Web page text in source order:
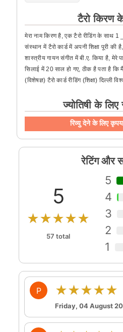
टैरो किरण
मेरा नाम किरण है, एक टैरो रीडिंग के साथ 1
संस्थान में टैरो कार्ड में अपनी शिक्षा पूरी की
शास्त्रीय गायन संगीत में बी.ए. किया है,
सिलाई में 20 साल हो गए, ठीक है पता है
(विशेषज्ञ) टैरो कार्ड रीडिंग (शिक्षा) दिल्ली
ज्योतिषी के लिए
रिव्यु देने के लिए
रेटिंग और
5
★★★★★
57 total
5
4
3
2
1
P ★★★★★
Friday, 04 August